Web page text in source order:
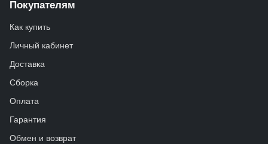
Покупателям
Как купить
Личный кабинет
Доставка
Сборка
Оплата
Гарантия
Обмен и возврат